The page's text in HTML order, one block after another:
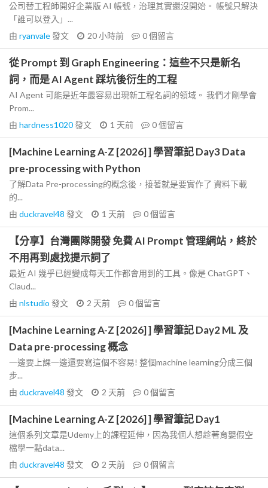
公司替工程師開好企業版 AI 帳號，治理其實還沒開始。 帳號只解決
「誰可以登入」...
由 ryanvale發文 20 小時前 0個留言
從 Prompt 到 Graph Engineering：這些不只是新名
詞，而是 AI Agent 踩坑後衍生的工程
AI Agent 可能是近年最容易出現新工程名詞的領域。 我們才剛學會
Prom...
由 hardness1020發文 1 天前 0個留言
[Machine Learning A-Z [2026] ] 學習筆記 Day3 Data
pre-processing with Python
了解Data Pre-processing的概念後，接著就是要實作了 資料下載
的...
由 duckravel48 發文 1 天前 0個留言
【分享】台灣團隊開發 免費 AI Prompt 管理網站，終於
不用再到處找提示詞了
最近 AI 幾乎已經變成每天工作都會用到的工具。像是 ChatGPT、
Claud...
由 nlstudio 發文 2 天前 0個留言
[Machine Learning A-Z [2026] ] 學習筆記 Day2 ML 及
Data pre-processing 概念
一邊要上課一邊還要寫這個不容易! 整個machine learning分成三個
步...
由 duckravel48 發文 2 天前 0個留言
[Machine Learning A-Z [2026] ] 學習筆記 Day1
這個系列文章是Udemy上的課程延伸，因為我個人想趁著育嬰假空
檔學一點data...
由 duckravel48 發文 2 天前 0個留言